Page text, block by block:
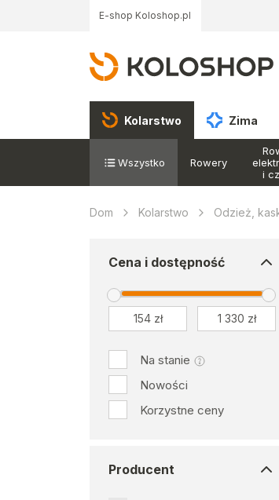
E-shop Koloshop.pl
Kolarstwo Zima
Wszystko Rowery
i
Dom Kolarstwo Odzież,
Cena i dostępność
Na stanie
Nowości
Korzystne ceny
Producent